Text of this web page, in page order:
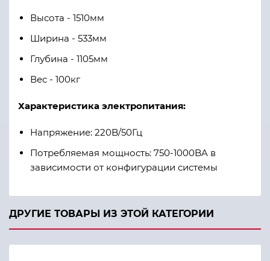
Высота - 1510мм
Ширина - 533мм
Глубина - 1105мм
Вес - 100кг
Характеристика электропитания:
Напряжение: 220B/50Гц
Потребляемая мощность: 750-1000BA в
зависимости от конфигурации системы
ДРУГИЕ ТОВАРЫ ИЗ ЭТОЙ КАТЕГОРИИ